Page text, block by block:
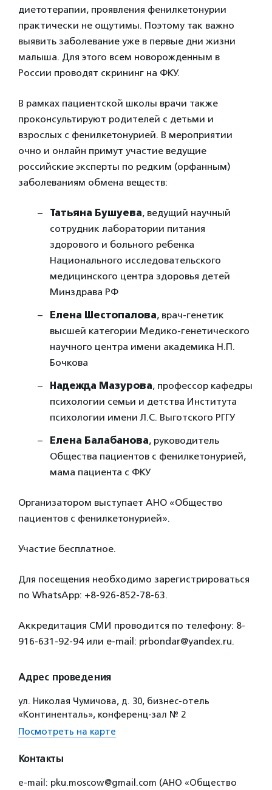
диетотерапии, проявления фенилкетонурии
практически не ощутимы. Поэтому так важно
выявить заболевание уже в первые дни жизни
малыша. Для этого всем новорожденным в
России проводят скрининг на ФКУ.
В рамках пациентской школы врачи также
проконсультируют родителей с детьми и
взрослых с фенилкетонурией. В мероприятии
очно и онлайн примут участие ведущие
российские эксперты по редким (орфанным)
заболеваниям обмена веществ:
Татьяна Бушуева, ведущий научный
сотрудник лаборатории питания
здорового и больного ребенка
Национального исследовательского
медицинского центра здоровья детей
Минздрава РФ
Елена Шестопалова, врач-генетик
высшей категории Медико-генетического
научного центра имени академика Н.П.
Бочкова
Надежда Мазурова, профессор кафедры
психологии семьи и детства Института
психологии имени Л.С. Выготского РГГУ
Елена Балабанова, руководитель
Общества пациентов с фенилкетонурией,
мама пациента с ФКУ
Организатором выступает АНО «Общество
пациентов с фенилкетонурией».
Участие бесплатное.
Для посещения необходимо зарегистрироваться
по WhatsApp: +8-926-852-78-63.
Аккредитация СМИ проводится по телефону: 8-
916-631-92-94 или e-mail: prbondar@yandex.ru.
Адрес проведения
ул. Николая Чумичова, д. 30, бизнес-отель
«Континенталь», конференц-зал № 2
Посмотреть на карте
Контакты
e-mail: pku.moscow@gmail.com (АНО «Общество